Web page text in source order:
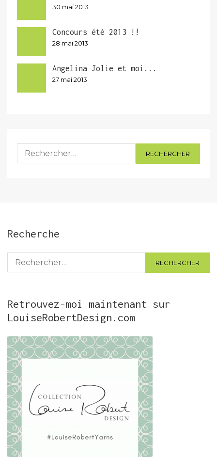
30 mai 2013
Concours été 2013 !!
28 mai 2013
Angelina Jolie et moi...
27 mai 2013
Rechercher :
Recherche
Rechercher :
Retrouvez-moi maintenant sur
LouiseRobertDesign.com